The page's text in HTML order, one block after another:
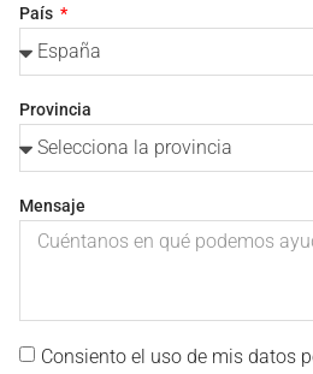
País
Provincia
Mensaje
Consiento el uso de mis datos